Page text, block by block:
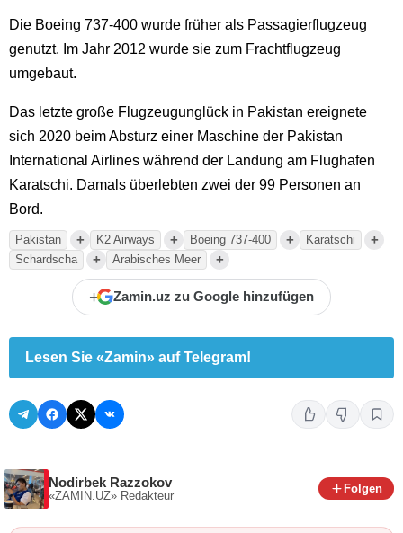
Die Boeing 737-400 wurde früher als Passagierflugzeug
genutzt. Im Jahr 2012 wurde sie zum Frachtflugzeug
umgebaut.
Das letzte große Flugzeugunglück in Pakistan ereignete
sich 2020 beim Absturz einer Maschine der Pakistan
International Airlines während der Landung am Flughafen
Karatschi. Damals überlebten zwei der 99 Personen an
Bord.
Pakistan + K2 Airways + Boeing 737-400 + Karatschi +
Schardscha + Arabisches Meer +
+ Zamin.uz zu Google hinzufügen
Lesen Sie «Zamin» auf Telegram!
Nodirbek Razzokov
«ZAMIN.UZ» Redakteur
Folgen